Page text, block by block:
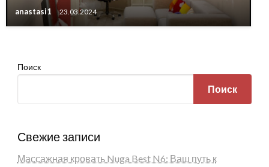
anastasi1 23.03.2024
Поиск
Поиск
Свежие записи
Массажная кровать Nuga Best N6: Ваш путь к